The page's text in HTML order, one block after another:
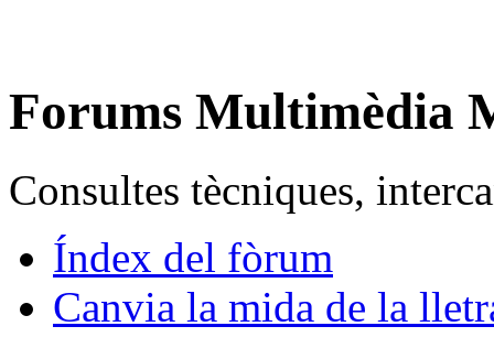
Forums Multimèdia
Consultes tècniques,
Índex del fòrum
Canvia la mida de la